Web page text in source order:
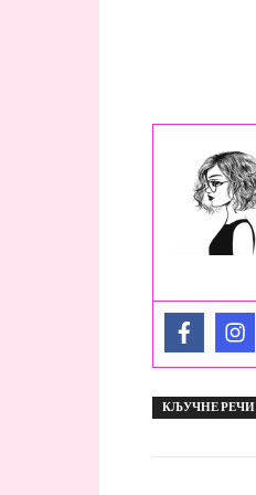
КЉУЧНЕ РЕЧИ